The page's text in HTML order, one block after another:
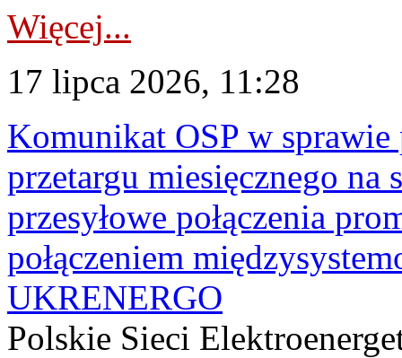
Więcej...
17 lipca 2026, 11:28
Komunikat OSP w sprawie
przetargu miesięcznego
przesyłowe połączenia
połączeniem
UKRENERGO
Polskie Sieci